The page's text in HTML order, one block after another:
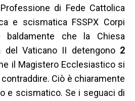
di Fede Cattolica
e scismatica FSSPX Corpi
baldamente che la Chiesa
Vaticano II detengono 2
il Magistero Ecclesiastico si
Ciò è chiaramente
e scismatico. Se i seguaci di